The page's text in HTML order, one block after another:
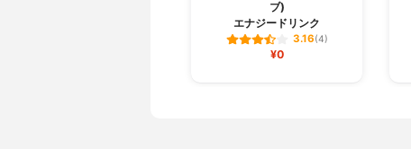
ブ)
エナジードリンク
3.16(4)
¥0